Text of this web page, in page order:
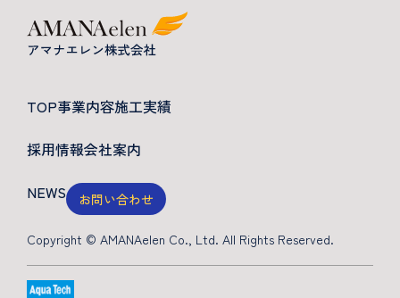
TOP事業内容施工実績
採用情報会社案内
NEWS
お問い合わせ
Copyright © AMANAelen Co., Ltd. All Rights Reserved.